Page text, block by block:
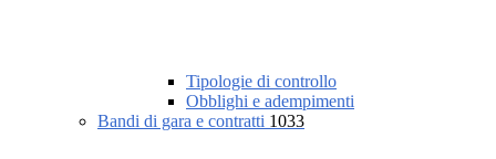
Tipologie di controllo
Obblighi e adempimenti
Bandi di gara e contratti 1033